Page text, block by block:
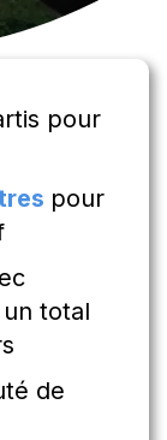
pour
pour
total
de